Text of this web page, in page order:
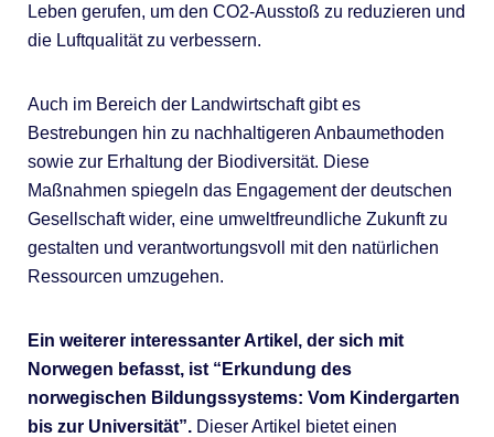
Leben gerufen, um den CO2-Ausstoß zu reduzieren und
die Luftqualität zu verbessern.
Auch im Bereich der Landwirtschaft gibt es
Bestrebungen hin zu nachhaltigeren Anbaumethoden
sowie zur Erhaltung der Biodiversität. Diese
Maßnahmen spiegeln das Engagement der deutschen
Gesellschaft wider, eine umweltfreundliche Zukunft zu
gestalten und verantwortungsvoll mit den natürlichen
Ressourcen umzugehen.
Ein weiterer interessanter Artikel, der sich mit
Norwegen befasst, ist “Erkundung des
norwegischen Bildungssystems: Vom Kindergarten
bis zur Universität”.Dieser Artikel bietet einen